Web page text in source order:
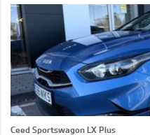
Ceed Sportswagon LX Plus